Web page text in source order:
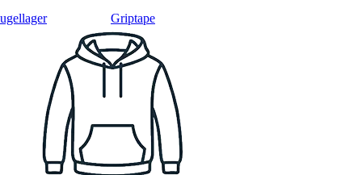
Griptape